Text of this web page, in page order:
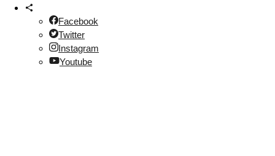
Facebook
Twitter
Instagram
Youtube